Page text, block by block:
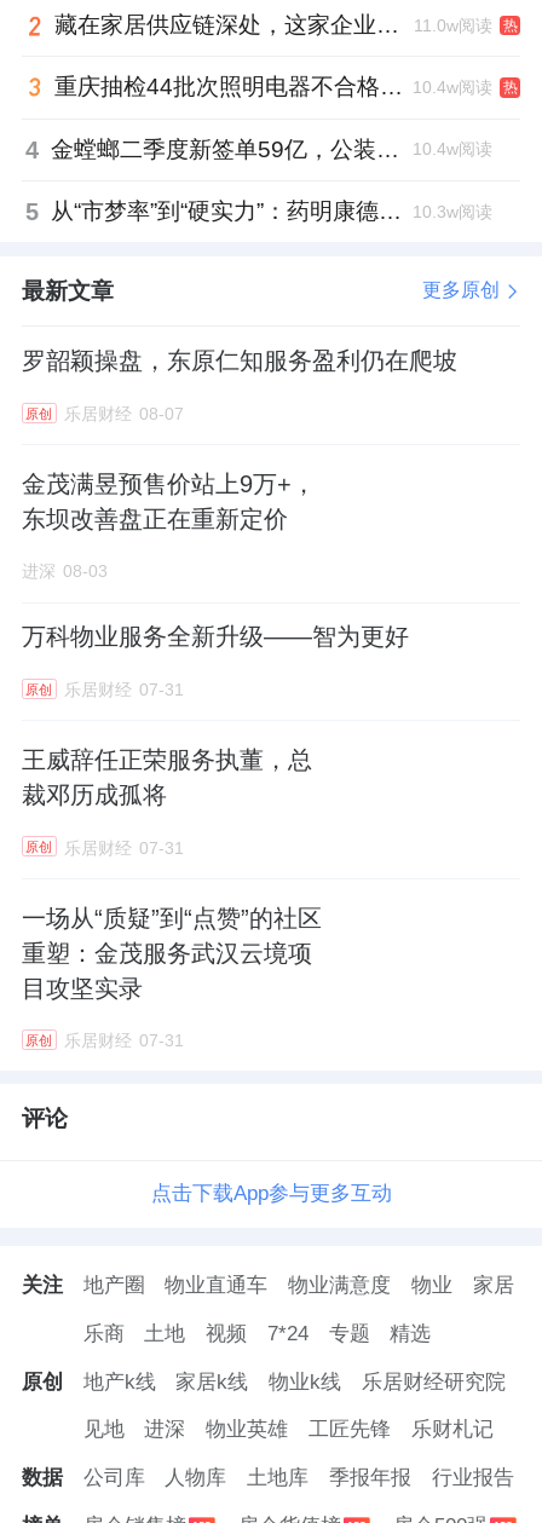
二是引入多方竞标，制造竞争氛围，倒逼买家
耐心等下去，是另一个问题。
唯一确定的是，对于持有这只股票的投资者，
藏在家居供应链深处，这家企业正在悄悄转型 11.0w阅读 热
重庆抽检44批次照明电器不合格，木林森全资子公司被点名 10.4w阅读 热
4 金螳螂二季度新签单59亿，公装业务贡献逾八成 10.4w阅读
5 从“市梦率”到“硬实力”：药明康德如何用业绩填平2021年估值鸿沟？ 10.3w阅读
最新文章 更多原创
罗韶颖操盘，东原仁知服务盈利仍在爬坡
原创 乐居财经 08-07
金茂满昱预售价站上9万+，
东坝改善盘正在重新定价
进深 08-03
万科物业服务全新升级——智为更好
原创 乐居财经 07-31
王威辞任正荣服务执董，总
裁邓历成孤将
原创 乐居财经 07-31
一场从“质疑”到“点赞”的社区
重塑：金茂服务武汉云境项
目攻坚实录
原创 乐居财经 07-31
评论
点击下载App参与更多互动
关注 地产圈 物业直通车 物业满意度 物业 家居
乐商 土地 视频 7*24 专题 精选
原创 地产k线 家居k线 物业k线 乐居财经研究院
见地 进深 物业英雄 工匠先锋 乐财札记
数据 公司库 人物库 土地库 季报年报 行业报告